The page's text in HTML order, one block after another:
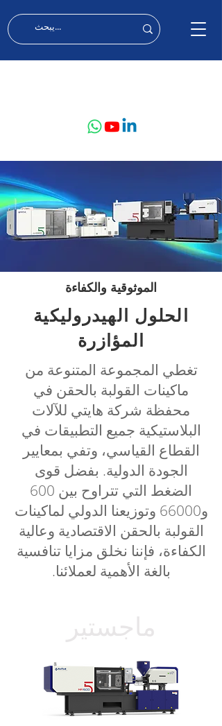
MIDDLE EAST & AFRICA
الموثوقية والكفاءة
الحلول الهيدروليكية
المؤازرة
تغطي المجموعة المتنوعة من
ماكينات القولبة بالحقن في
محفظة شركة هايتي للآلات
البلاستيكية جميع التطبيقات في
القطاع القياسي، وتفي بمعايير
الجودة الدولية. بفضل قوى
الضغط التي تتراوح بين 600
و66000 وتوزيعنا الدولي لماكينات
القولبة بالحقن الاقتصادية وعالية
الكفاءة، فإننا نخلق مزايا تنافسية
بالغة الأهمية لعملائنا.
ماجستير